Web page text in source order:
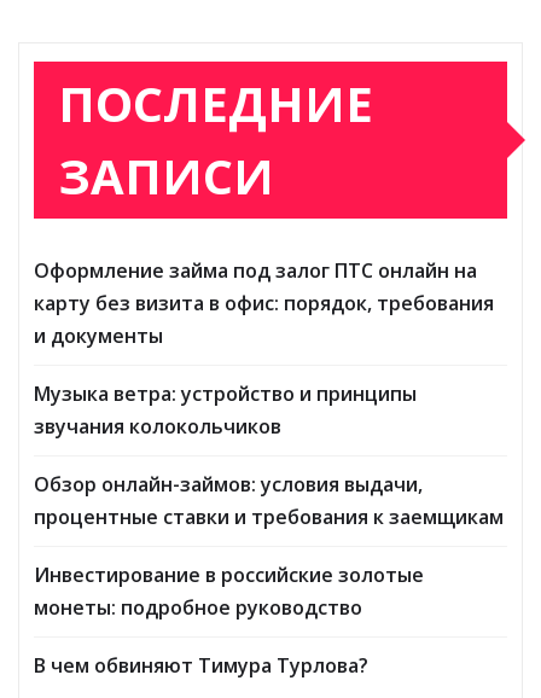
ПОСЛЕДНИЕ
ЗАПИСИ
Оформление займа под залог ПТС онлайн на
карту без визита в офис: порядок, требования
и документы
Музыка ветра: устройство и принципы
звучания колокольчиков
Обзор онлайн-займов: условия выдачи,
процентные ставки и требования к заемщикам
Инвестирование в российские золотые
монеты: подробное руководство
В чем обвиняют Тимура Турлова?